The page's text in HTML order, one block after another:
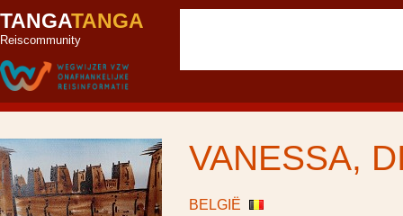
TANGATANGA
Reiscommunity
VANESSA,
BELGIË